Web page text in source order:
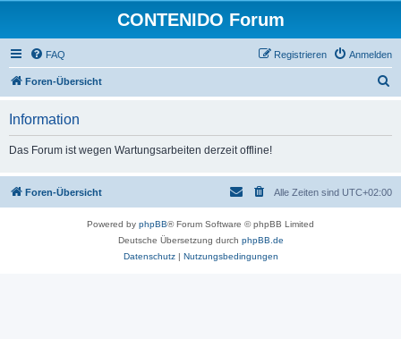
CONTENIDO Forum
FAQ Anmelden
Registrieren
Foren-Übersicht
Information
Das Forum ist wegen Wartungsarbeiten derzeit offline!
Foren-Übersicht Alle Zeiten sind UTC+02:00
Powered by phpBB® Forum Software © phpBB Limited
Deutsche Übersetzung durch phpBB.de
Datenschutz| Nutzungsbedingungen